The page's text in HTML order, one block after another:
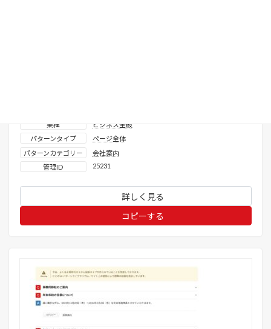
業種
ビジネス全般
パターンタイプ
ページ全体
パターンカテゴリー
会社案内
管理ID
25231
詳しく見る
コピーする